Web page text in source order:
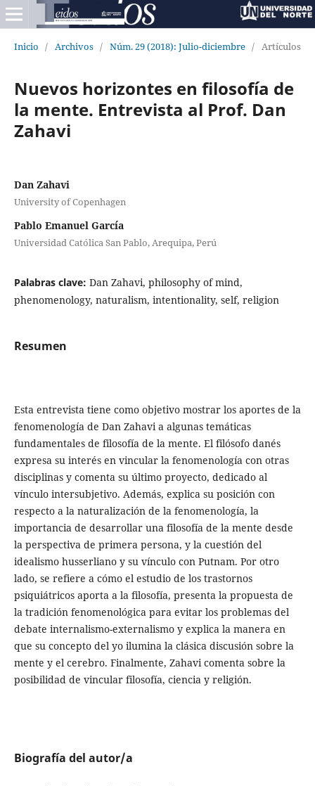
Inicio / Archivos / Núm. 29 (2018): Julio-diciembre / Artículos
Nuevos horizontes en filosofía de
la mente. Entrevista al Prof. Dan
Zahavi
Dan Zahavi
University of Copenhagen
Pablo Emanuel García
Universidad Católica San Pablo, Arequipa, Perú
Palabras clave: Dan Zahavi, philosophy of mind,
phenomenology, naturalism, intentionality, self, religion
Resumen
Esta entrevista tiene como objetivo mostrar los aportes de la
fenomenología de Dan Zahavi a algunas temáticas
fundamentales de filosofía de la mente. El filósofo danés
expresa su interés en vincular la fenomenología con otras
disciplinas y comenta su último proyecto, dedicado al
vínculo intersubjetivo. Además, explica su posición con
respecto a la naturalización de la fenomenología, la
importancia de desarrollar una filosofía de la mente desde
la perspectiva de primera persona, y la cuestión del
idealismo husserliano y su vínculo con Putnam. Por otro
lado, se refiere a cómo el estudio de los trastornos
psiquiátricos aporta a la filosofía, presenta la propuesta de
la tradición fenomenológica para evitar los problemas del
debate internalismo-externa­lismo y explica la manera en
que su concepto del yo ilumina la clásica discusión sobre la
mente y el cerebro. Finalmente, Zahavi comenta sobre la
posibilidad de vincular filosofía, ciencia y religión.
Biografía del autor/a